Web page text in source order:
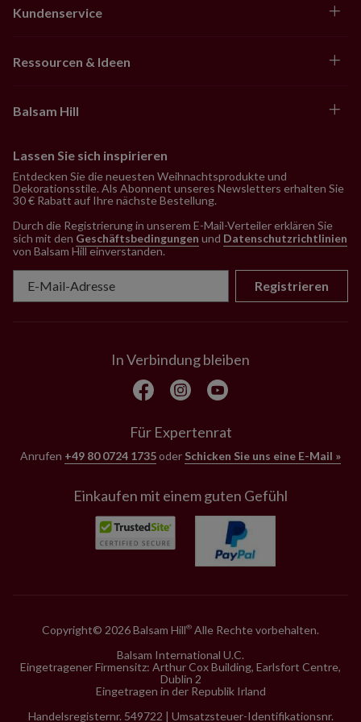
Kundenservice
Ressourcen & Ideen
Balsam Hill
Lassen Sie sich inspirieren
Entdecken Sie die neuesten Weihnachtsprodukte und
Dekorationsstile. Als Abonnent unseres Newsletters erhalten Sie
30 € Rabatt auf Ihre nächste Bestellung.
Durch die Registrierung in unserem E-Mail-Verteiler erklären Sie
sich mit den Geschäftsbedingungen und Datenschutzrichtlinien
von Balsam Hill einverstanden.
Registrieren
In Verbindung bleiben
Für Expertenrat
Anrufen +49 80 0724 1735oder Schicken Sie uns eine E-Mail »
Einkaufen mit einem guten Gefühl
Copyright© 2026 Balsam Hill® Alle Rechte vorbehalten.
Balsam International U.C.
Eingetragener Firmensitz: Arthur Cox Building, Earlsfort Centre,
Dublin 2
Eingetragen in der Republik Irland
Handelsregisternr. 549722 | Umsatzsteuer-Identifikationsnr.